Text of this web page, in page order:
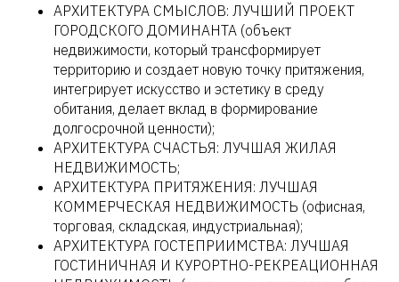
АРХИТЕКТУРА СМЫСЛОВ: ЛУЧШИЙ ПРОЕКТ
ГОРОДСКОГО ДОМИНАНТА (объект
недвижимости, который трансформирует
территорию и создает новую точку притяжения,
интегрирует искусство и эстетику в среду
обитания, делает вклад в формирование
долгосрочной ценности);
АРХИТЕКТУРА СЧАСТЬЯ: ЛУЧШАЯ ЖИЛАЯ
НЕДВИЖИМОСТЬ;
АРХИТЕКТУРА ПРИТЯЖЕНИЯ: ЛУЧШАЯ
КОММЕРЧЕСКАЯ НЕДВИЖИМОСТЬ (офисная,
торговая, складская, индустриальная);
АРХИТЕКТУРА ГОСТЕПРИИМСТВА: ЛУЧШАЯ
ГОСТИНИЧНАЯ И КУРОРТНО-РЕКРЕАЦИОННАЯ